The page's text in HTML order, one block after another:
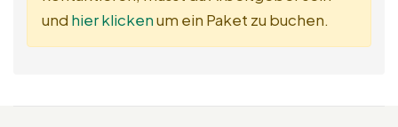
und hier klickenum ein Paket zu buchen.